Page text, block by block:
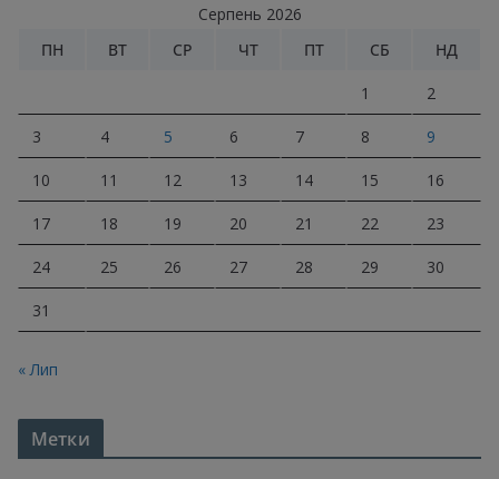
Серпень 2026
ПН
ВТ СР ЧТ ПТ СБ НД
1 2
3 4 5 6 7 8 9
10 11 12 13 14 15 16
17 18 19 20 21 22 23
24 25 26 27 28 29 30
31
« Лип
Метки